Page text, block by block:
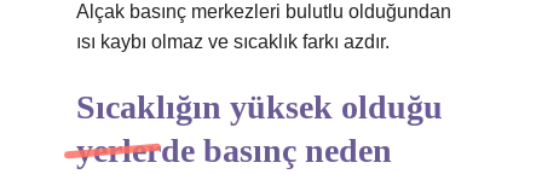
Alçak basınç merkezleri bulutlu olduğundan
ısı kaybı olmaz ve sıcaklık farkı azdır.
Sıcaklığın yüksek olduğu
yerlerde basınç neden